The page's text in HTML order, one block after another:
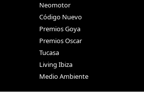
Neomotor
Código Nuevo
Premios Goya
Premios Oscar
Tucasa
Living Ibiza
Medio Ambiente